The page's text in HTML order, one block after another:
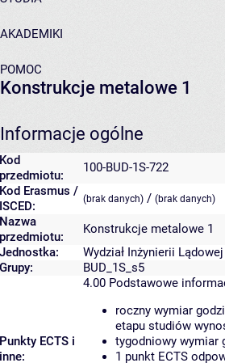
AKADEMIKI
POMOC
Konstrukcje metalowe 1
Informacje ogólne
Kod
przedmiotu:
100-BUD-1S-722
Kod Erasmus /
ISCED:
(brak danych) / (brak danych)
Nazwa
przedmiotu:
Konstrukcje metalowe 1
Jednostka:
Wydział Inżynierii
Grupy:
BUD_1S_s5
Punkty ECTS i
inne:
4.00 Podstawowe
roczny wymiar
etapu studiów
tygodniowy wymiar
1 punkt ECTS